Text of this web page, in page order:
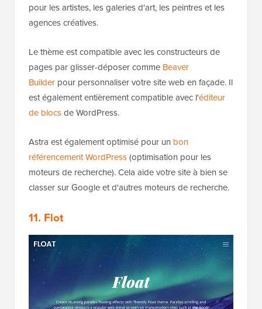
pour les artistes, les galeries d'art, les peintres et les
agences créatives.
Le thème est compatible avec les constructeurs de
pages par glisser-déposer comme Beaver
Builder pour personnaliser votre site web en façade. Il
est également entièrement compatible avec l'éditeur
de blocsde WordPress.
Astra est également optimisé pour un bon
référencement WordPress(optimisation pour les
moteurs de recherche). Cela aide votre site à bien se
classer sur Google et d'autres moteurs de recherche.
11. Flot